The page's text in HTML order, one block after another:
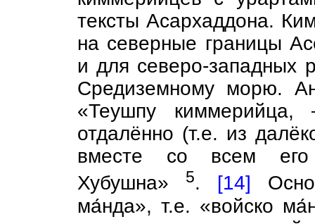
тексты Асархаддона.
на северные границы
и для северо-западных
Средиземному морю.
«Теушпу
отдалённо (т.е. из
вместе со всем
Хубушна»
5. [14]
ма́нда», т.е. «войско